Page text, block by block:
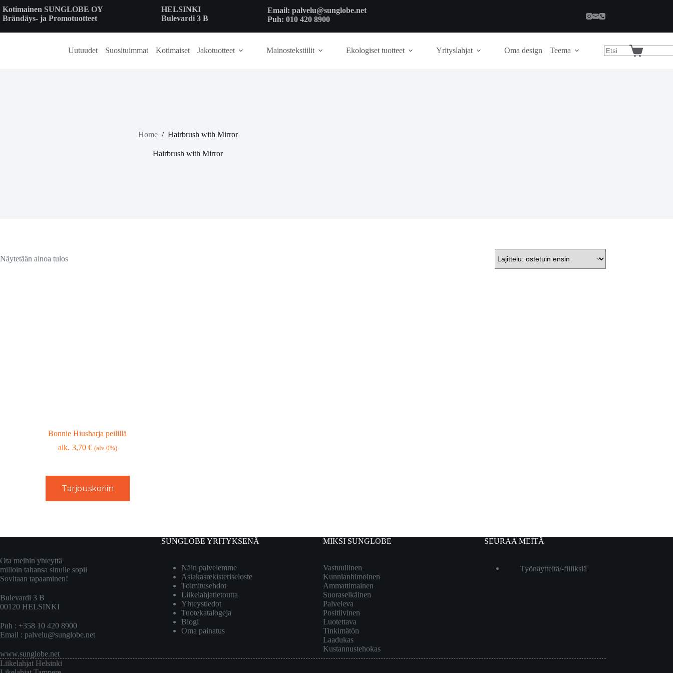
to
content
Kotimainen SUNGLOBE OY
Brändäys- ja Promotuotteet
HELSINKI
Bulevardi 3 B
Email: palvelu@sunglobe.net
Puh: 010 420 8900
Uutuudet Suosituimmat Kotimaiset Jakotuotteet Mainostekstiilit Ekologiset tuotteet Yrityslahjat Oma design Teema
Shopping
Home / Hairbrush with Mirror
Hairbrush with Mirror
Näytetään ainoa tulos
Bonnie Hiusharja peilillä
3,70 € (alv 0%)
Tarjouskoriin
Ota meihin yhteyttä
milloin tahansa sinulle sopii
Sovitaan tapaaminen!
Bulevardi 3 B
00120 HELSINKI
Puh : +358 10 420 8900
Email : palvelu@sunglobe.net
www.sunglobe.net
SUNGLOBE YRITYKSENÄ
Näin palvelemme
Asiakasrekisteriseloste
Toimitusehdot
Liikelahjatietoutta
Yhteystiedot
Tuotekatalogeja
Blogi
Oma painatus
MIKSI SUNGLOBE
Vastuullinen
Kunnianhimoinen
Ammattimainen
Suoraselkäinen
Palveleva
Positiivinen
Luotettava
Tinkimätön
Laadukas
Kustannustehokas
SEURAA MEITÄ
Työnäytteitä/-fiiliksiä
Liikelahjat Helsinki